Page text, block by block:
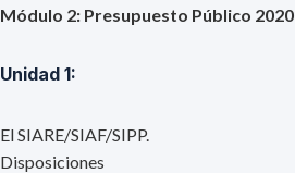
Módulo 2: Presupuesto Público 2020
Unidad 1:
El SIARE/SIAF/SIPP.
Disposiciones